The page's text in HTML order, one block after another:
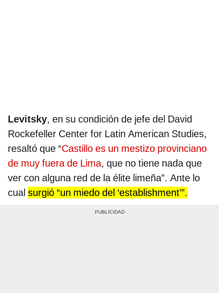
Levitsky, en su condición de jefe del David
Rockefeller Center for Latin American Studies,
resaltó que “Castillo es un mestizo provinciano
de muy fuera de Lima, que no tiene nada que
ver con alguna red de la élite limeña”. Ante lo
cual surgió “un miedo del ‘establishment’”.